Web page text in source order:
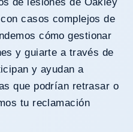
casos complejos de
cómo gestionar
y guiarte a través de
y ayudan a
que podrían retrasar o
tu reclamación